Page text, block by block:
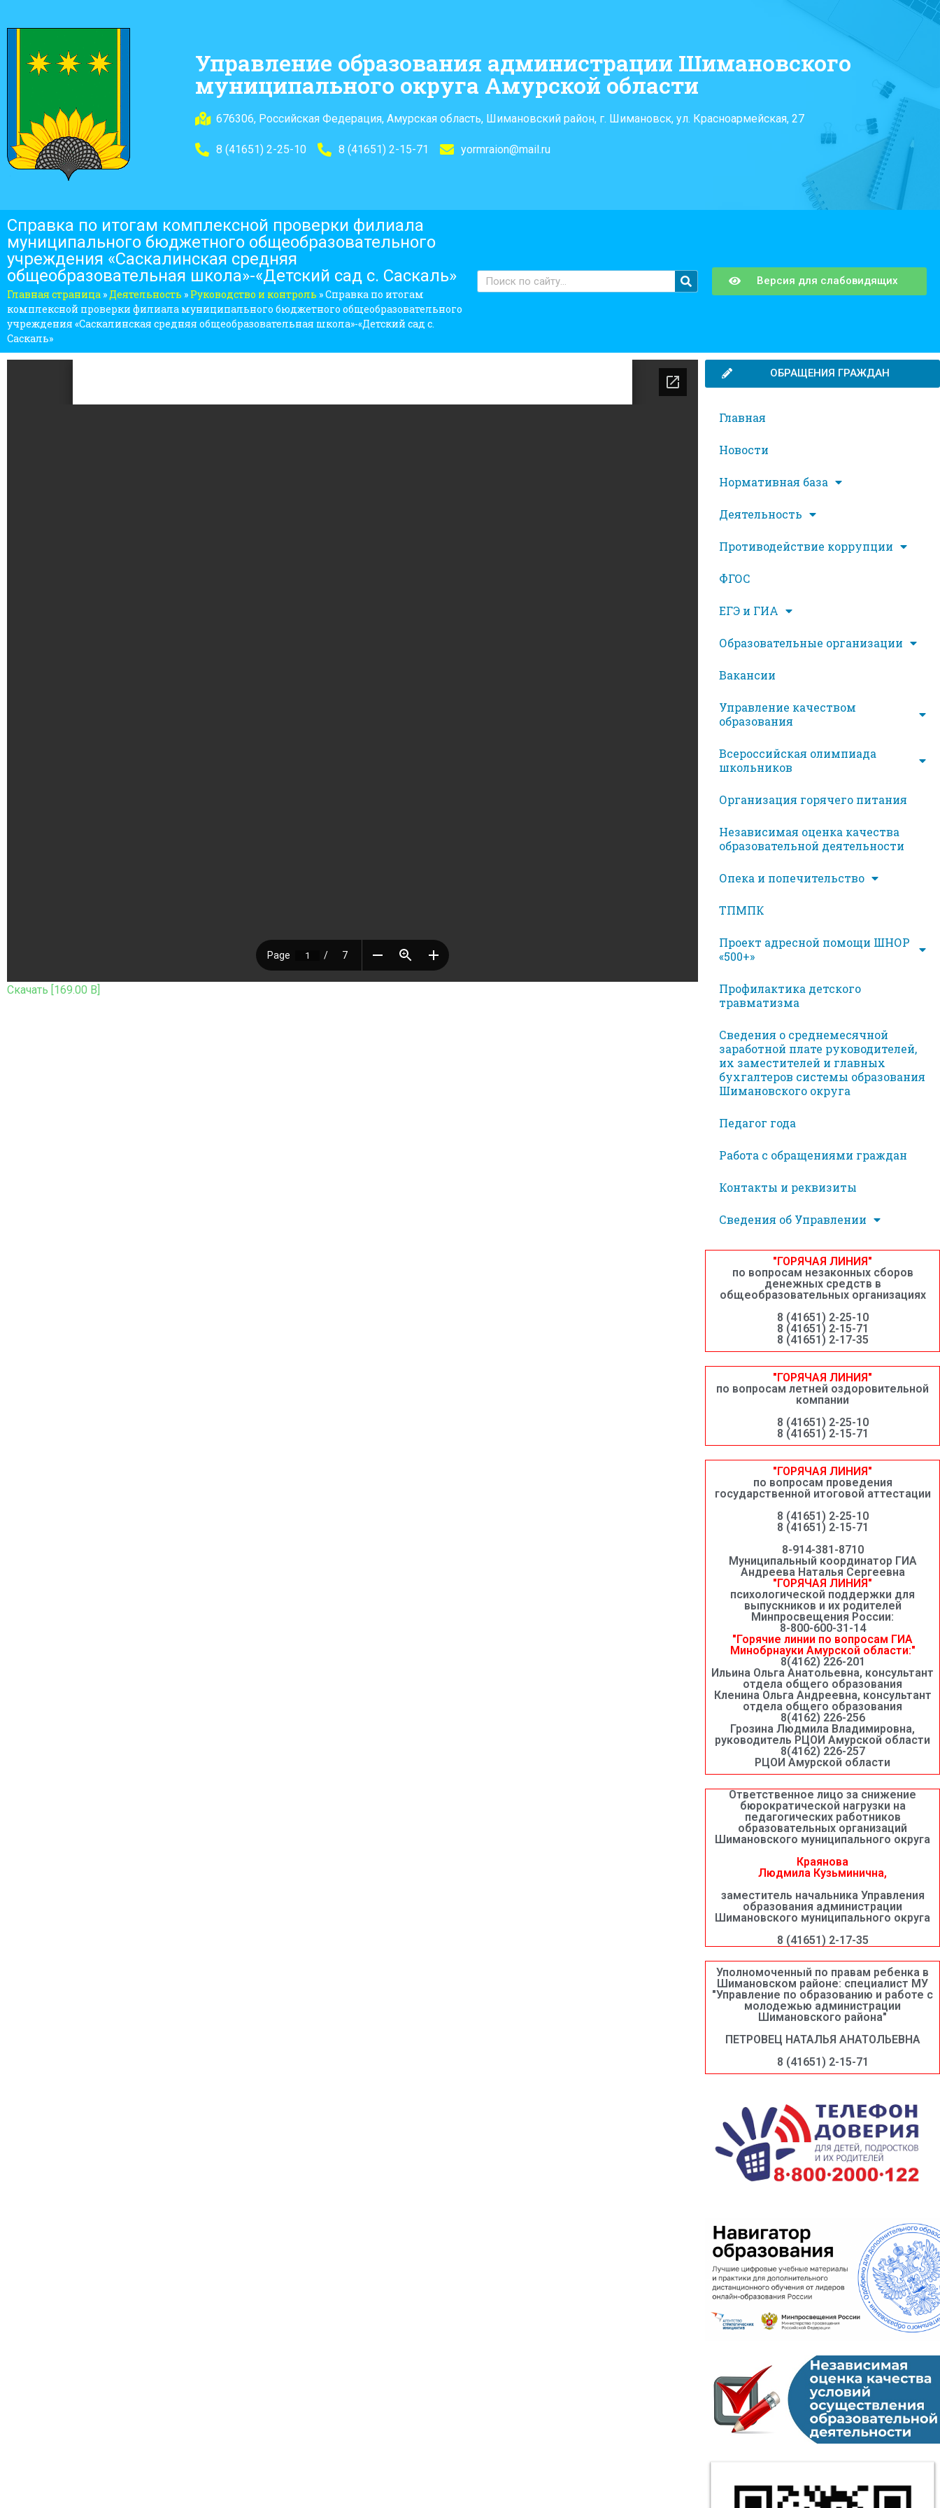
Управление образования администрации Шимановского
муниципального округа Амурской области
676306, Российская Федерация, Амурская область, Шимановский район, г. Шимановск, ул. Красноармейская, 27
8 (41651) 2-25-10 8 (41651) 2-15-71 yormraion@mail.ru
Справка по итогам комплексной проверки филиала
муниципального бюджетного общеобразовательного
учреждения «Саскалинская средняя
общеобразовательная школа»-«Детский сад с. Саскаль»
Главная страница »Деятельность » Руководство и контроль »Справка по итогам
комплексной проверки филиала муниципального бюджетного общеобразовательного
учреждения «Саскалинская средняя общеобразовательная школа»-«Детский сад с.
Саскаль»
Версия для слабовидящих
Скачать [169.00 B]
ОБРАЩЕНИЯ ГРАЖДАН
Главная
Новости
Нормативная база
Деятельность
Противодействие коррупции
ФГОС
ЕГЭ и ГИА
Образовательные организации
Вакансии
Управление качеством
образования
Всероссийская олимпиада
школьников
Организация горячего питания
Независимая оценка качества
образовательной деятельности
Опека и попечительство
ТПМПК
Проект адресной помощи ШНОР
«500+»
Профилактика детского
травматизма
Сведения о среднемесячной
заработной плате руководителей,
их заместителей и главных
бухгалтеров системы образования
Шимановского округа
Педагог года
Работа с обращениями граждан
Контакты и реквизиты
Сведения об Управлении
"ГОРЯЧАЯ ЛИНИЯ"
по вопросам незаконных сборов
денежных средств в
общеобразовательных организациях
8 (41651) 2-25-10
8 (41651) 2-15-71
8 (41651) 2-17-35
"ГОРЯЧАЯ ЛИНИЯ"
по вопросам летней оздоровительной
компании
8 (41651) 2-25-10
8 (41651) 2-15-71
"ГОРЯЧАЯ ЛИНИЯ"
по вопросам проведения
государственной итоговой аттестации
8 (41651) 2-25-10
8 (41651) 2-15-71
8-914-381-8710
Муниципальный координатор ГИА
Андреева Наталья Сергеевна
"ГОРЯЧАЯ ЛИНИЯ"
психологической поддержки для
выпускников и их родителей
Минпросвещения России:
8-800-600-31-14
"Горячие линии по вопросам ГИА
Минобрнауки Амурской области:"
8(4162) 226-201
Ильина Ольга Анатольевна, консультант
отдела общего образования
Кленина Ольга Андреевна, консультант
отдела общего образования
8(4162) 226-256
Грозина Людмила Владимировна,
руководитель РЦОИ Амурской области
8(4162) 226-257
РЦОИ Амурской области
Ответственное лицо за снижение
бюрократической нагрузки на
педагогических работников
образовательных организаций
Шимановского муниципального округа
Краянова
Людмила Кузьминична,
заместитель начальника Управления
образования администрации
Шимановского муниципального округа
8 (41651) 2-17-35
Уполномоченный по правам ребенка в
Шимановском районе: специалист МУ
"Управление по образованию и работе с
молодежью администрации
Шимановского района"
ПЕТРОВЕЦ НАТАЛЬЯ АНАТОЛЬЕВНА
8 (41651) 2-15-71